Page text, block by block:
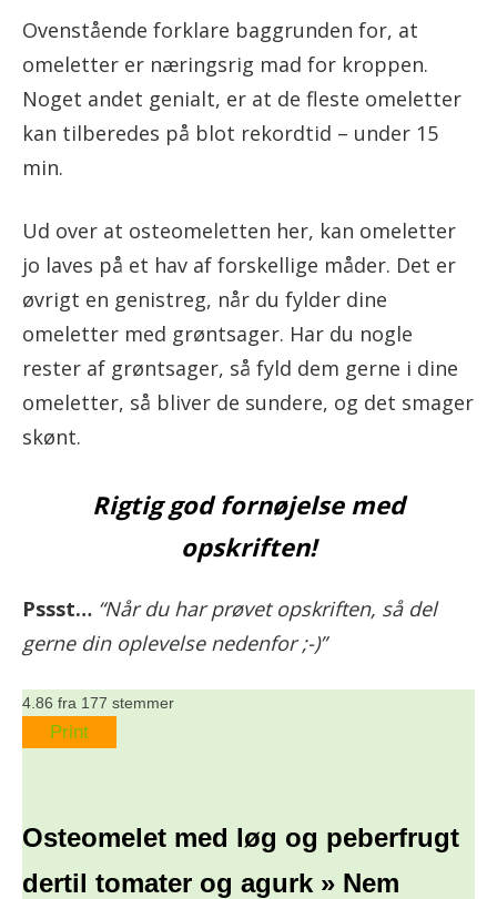
Ovenstående forklare baggrunden for, at
omeletter er næringsrig mad for kroppen.
Noget andet genialt, er at de fleste omeletter
kan tilberedes på blot rekordtid – under 15
min.
Ud over at osteomeletten her, kan omeletter
jo laves på et hav af forskellige måder. Det er
øvrigt en genistreg, når du fylder dine
omeletter med grøntsager. Har du nogle
rester af grøntsager, så fyld dem gerne i dine
omeletter, så bliver de sundere, og det smager
skønt.
Rigtig god fornøjelse med
opskriften!
Pssst… “Når du har prøvet opskriften, så del
gerne din oplevelse nedenfor ;-)”
4.86 fra 177 stemmer
Print
Osteomelet med løg og peberfrugt
dertil tomater og agurk » Nem